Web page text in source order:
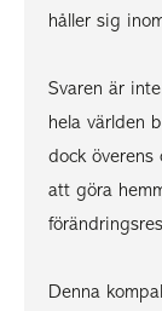
håller sig
Svaren är
hela världen
dock
att göra
Denna